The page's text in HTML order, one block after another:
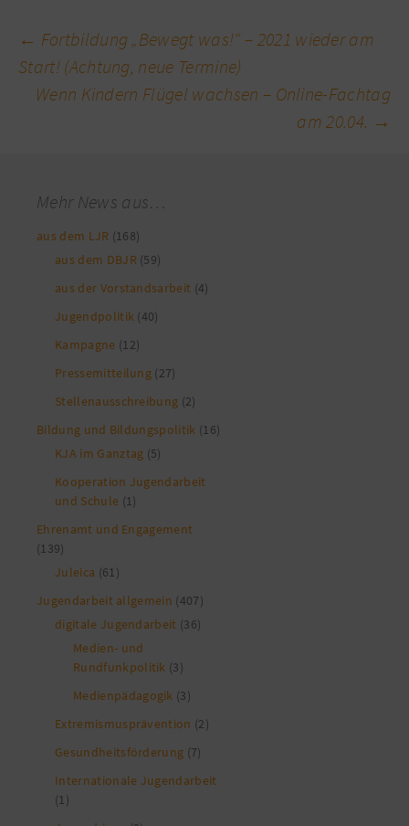
Beitragsnavigation
← Fortbildung „Bewegt was!“ – 2021 wieder am
Start! (Achtung, neue Termine)
Wenn Kindern Flügel wachsen – Online-Fachtag
am 20.04. →
Mehr News aus…
aus dem LJR (168)
aus dem DBJR (59)
aus der Vorstandsarbeit (4)
Jugendpolitik (40)
Kampagne (12)
Pressemitteilung (27)
Stellenausschreibung (2)
Bildung und Bildungspolitik (16)
KJA im Ganztag (5)
Kooperation Jugendarbeit
und Schule (1)
Ehrenamt und Engagement
(139)
Juleica (61)
Jugendarbeit allgemein (407)
digitale Jugendarbeit (36)
Medien- und
Rundfunkpolitik (3)
Medienpädagogik (3)
Extremismusprävention (2)
Gesundheitsförderung (7)
Internationale Jugendarbeit
(1)